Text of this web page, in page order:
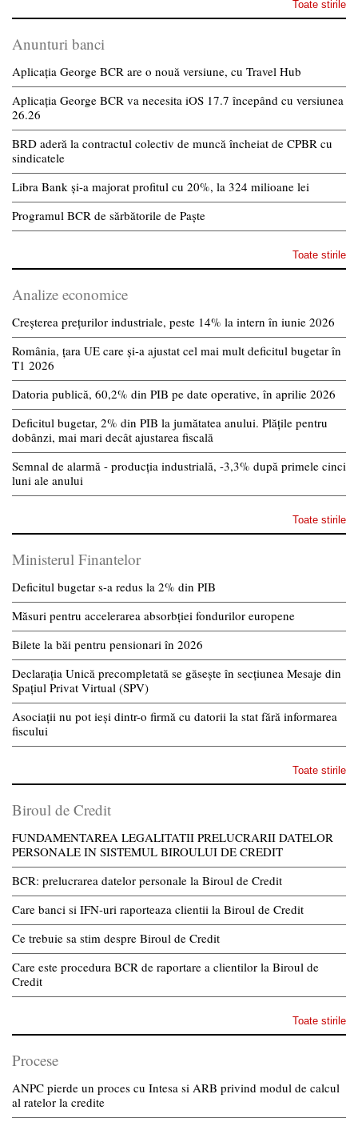
Toate stirile
Anunturi banci
Aplicația George BCR are o nouă versiune, cu Travel Hub
Aplicația George BCR va necesita iOS 17.7 începând cu versiunea
26.26
BRD aderă la contractul colectiv de muncă încheiat de CPBR cu
sindicatele
Libra Bank și-a majorat profitul cu 20%, la 324 milioane lei
Programul BCR de sărbătorile de Paște
Toate stirile
Analize economice
Creșterea prețurilor industriale, peste 14% la intern în iunie 2026
România, țara UE care și-a ajustat cel mai mult deficitul bugetar în
T1 2026
Datoria publică, 60,2% din PIB pe date operative, în aprilie 2026
Deficitul bugetar, 2% din PIB la jumătatea anului. Plățile pentru
dobânzi, mai mari decât ajustarea fiscală
Semnal de alarmă - producția industrială, -3,3% după primele cinci
luni ale anului
Toate stirile
Ministerul Finantelor
Deficitul bugetar s-a redus la 2% din PIB
Măsuri pentru accelerarea absorbției fondurilor europene
Bilete la băi pentru pensionari în 2026
Declarația Unică precompletată se găsește în secțiunea Mesaje din
Spațiul Privat Virtual (SPV)
Asociații nu pot ieși dintr-o firmă cu datorii la stat fără informarea
fiscului
Toate stirile
Biroul de Credit
FUNDAMENTAREA LEGALITATII PRELUCRARII DATELOR
PERSONALE IN SISTEMUL BIROULUI DE CREDIT
BCR: prelucrarea datelor personale la Biroul de Credit
Care banci si IFN-uri raporteaza clientii la Biroul de Credit
Ce trebuie sa stim despre Biroul de Credit
Care este procedura BCR de raportare a clientilor la Biroul de
Credit
Toate stirile
Procese
ANPC pierde un proces cu Intesa si ARB privind modul de calcul
al ratelor la credite